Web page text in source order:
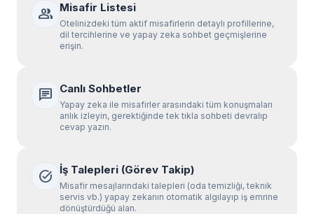
group Misafir Listesi
Otelinizdeki tüm aktif misafirlerin detaylı profillerine,
dil tercihlerine ve yapay zeka sohbet geçmişlerine
erişin.
chat Canlı Sohbetler
Yapay zeka ile misafirler arasındaki tüm konuşmaları
anlık izleyin, gerektiğinde tek tıkla sohbeti devralıp
cevap yazın.
task_alt İş Talepleri (Görev Takip)
Misafir mesajlarındaki talepleri (oda temizliği, teknik
servis vb.) yapay zekanın otomatik algılayıp iş emrine
dönüştürdüğü alan.